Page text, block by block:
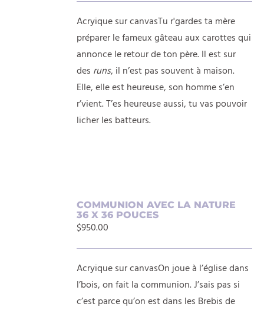
Acryique sur canvasTu r'gardes ta mère
préparer le fameux gâteau aux carottes qui
annonce le retour de ton père. Il est sur
des runs, il n’est pas souvent à maison.
Elle, elle est heureuse, son homme s’en
r’vient. T’es heureuse aussi, tu vas pouvoir
licher les batteurs.
COMMUNION AVEC LA NATURE
36 X 36 POUCES
$950.00
Acryique sur canvasOn joue à l’église dans
l’bois, on fait la communion. J’sais pas si
c’est parce qu’on est dans les Brebis de